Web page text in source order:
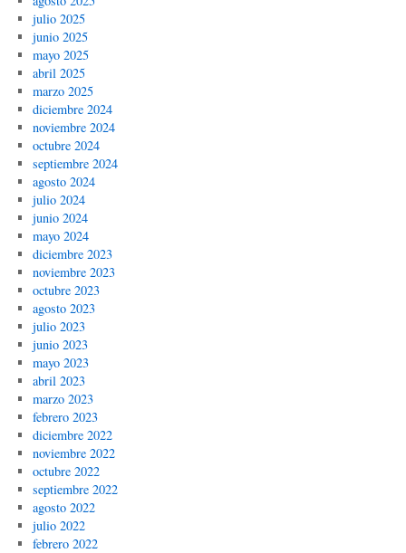
julio 2025
junio 2025
mayo 2025
abril 2025
marzo 2025
diciembre 2024
noviembre 2024
octubre 2024
septiembre 2024
agosto 2024
julio 2024
junio 2024
mayo 2024
diciembre 2023
noviembre 2023
octubre 2023
agosto 2023
julio 2023
junio 2023
mayo 2023
abril 2023
marzo 2023
febrero 2023
diciembre 2022
noviembre 2022
octubre 2022
septiembre 2022
agosto 2022
julio 2022
febrero 2022